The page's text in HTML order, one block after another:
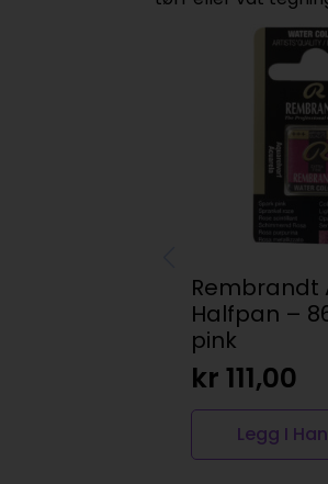
Rembrandt
Halfpan –
pink
kr 111,00
Legg I